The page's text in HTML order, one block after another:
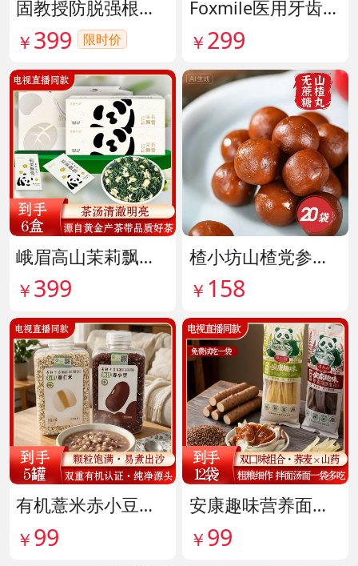
固教授防脱强根健发精华液 货号141187
￥ 399 限时价
Foxmile医用牙齿脱敏剂 货号141702
￥ 299
峨眉高山茉莉飘雪铂金熊猫礼盒限量版 货号141997
￥ 399
楂小坊山楂党参黄芪丸 货号142033
￥ 158
有机薏米赤小豆爆杀组 货号142099
￥ 99
安康趣味营养面皮超值组 货号142087
￥ 99